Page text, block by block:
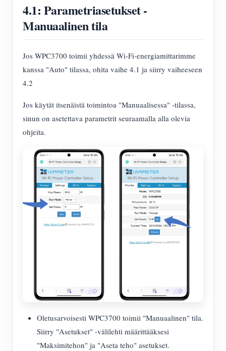
4.1: Parametriasetukset -
Manuaalinen tila
Jos WPC3700 toimii yhdessä Wi-Fi-energiamittarimme
kanssa "Auto" tilassa, ohita vaihe 4.1 ja siirry vaiheeseen
4.2
Jos käytät itsenäistä toimintoa "Manuaalisessa" -tilassa,
sinun on asetettava parametrit seuraamalla alla olevia
ohjeita.
Oletusarvoisesti WPC3700 toimii "Manuaalinen" tila.
Siirry "Asetukset" -välilehti määrittääksesi
"Maksimitehon" ja "Aseta teho" asetukset.